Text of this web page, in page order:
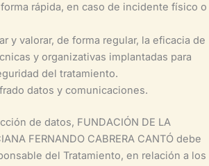
rápida, en caso de incidente físico o
y valorar, de forma regular, la eficacia de
y organizativas implantadas para
del tratamiento.
datos y comunicaciones.
de datos, FUNDACIÓN DE LA
FERNANDO CABRERA CANTÓ debe
del Tratamiento, en relación a los